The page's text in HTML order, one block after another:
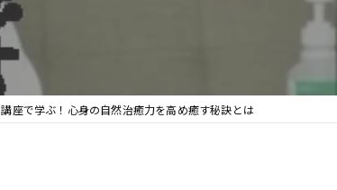
座で学ぶ！心身の自然治癒力を高め癒す秘訣とは